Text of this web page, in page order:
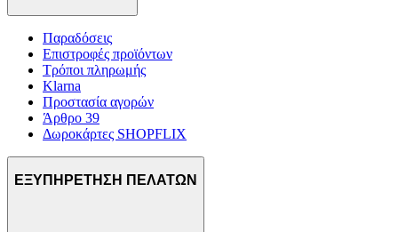
Παραδόσεις
Επιστροφές προϊόντων
Τρόποι πληρωμής
Klarna
Προστασία αγορών
Άρθρο 39
Δωροκάρτες SHOPFLIX
ΕΞΥΠΗΡΕΤΗΣΗ ΠΕΛΑΤΩΝ